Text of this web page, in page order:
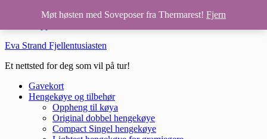
Hopp til hovedinnhold
Eva Strand Fjellentusiasten
Et nettsted for deg som vil på tur!
Gavekort
Hengekøye og tilbehør
Oppheng til køya
Original dobbel hengekøye
Compact Singel hengekøye
Møt høsten med Soveposer fra Thermarest! Fjern